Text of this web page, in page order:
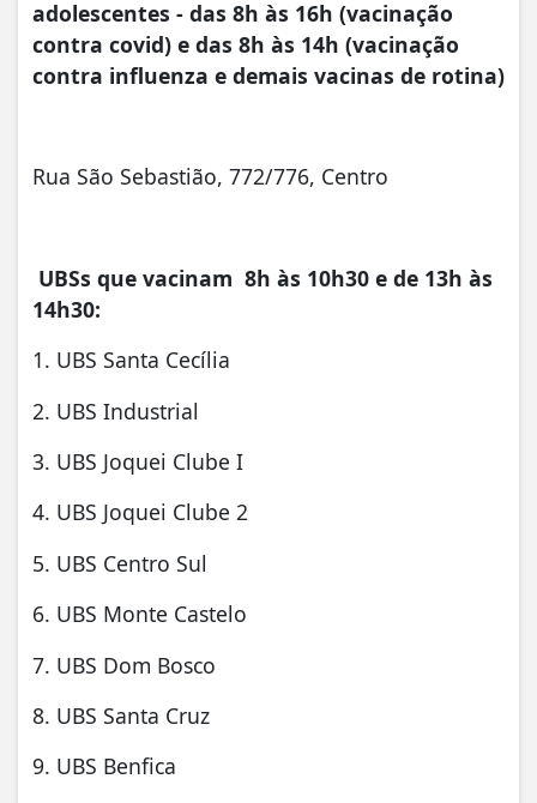
adolescentes - das 8h às 16h (vacinação
contra covid) e das 8h às 14h (vacinação
contra influenza e demais vacinas de rotina)
Rua São Sebastião, 772/776, Centro
UBSs que vacinam 8h às 10h30 e de 13h às
14h30:
1. UBS Santa Cecília
2. UBS Industrial
3. UBS Joquei Clube I
4. UBS Joquei Clube 2
5. UBS Centro Sul
6. UBS Monte Castelo
7. UBS Dom Bosco
8. UBS Santa Cruz
9. UBS Benfica